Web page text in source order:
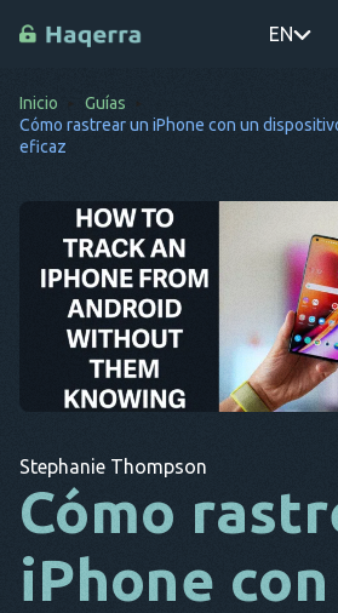
EN
PT
DE
SV
KO
EL
BG
CS
DA
Inicio
Guías
Cómo rastrear un iPhone con un
eficaz
Twitter
Stephanie Thompson
Cómo
iPhone